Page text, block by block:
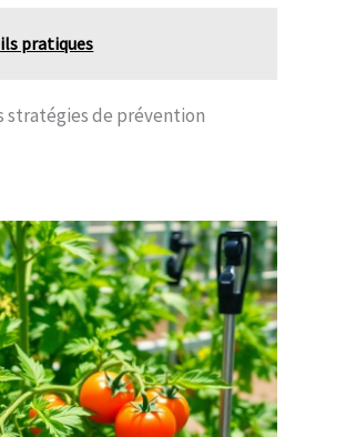
pratiques
stratégies de prévention